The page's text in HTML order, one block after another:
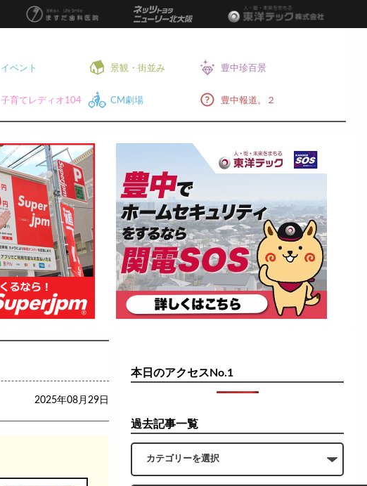
イベント 景観・街並み 豊中珍百景
子育てレディオ104 CM劇場 豊中報道。２
2025年08月29日
本日のアクセスNo.1
過去記事一覧